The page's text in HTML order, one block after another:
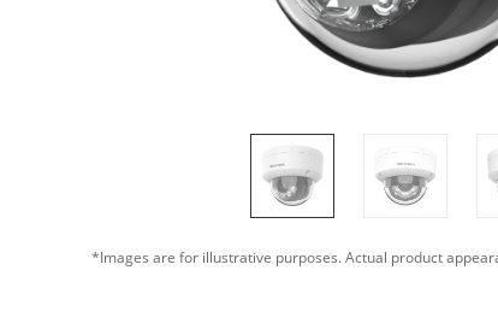
*Images are for illustrative purposes. Actual product